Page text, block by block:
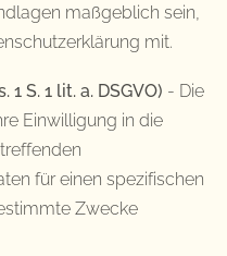
maßgeblich sein,
mit.
S. 1 lit. a. DSGVO) - Die
Einwilligung in die
für einen spezifischen
Zwecke